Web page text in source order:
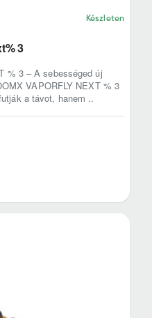
Készleten
3
% 3 – A sebességed új
VAPORFLY NEXT % 3
a távot, hanem ..